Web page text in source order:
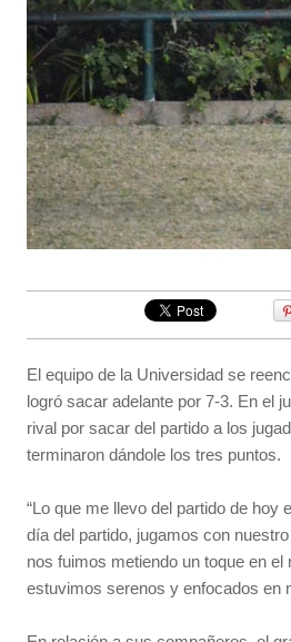
El equipo de la Universidad se
logró sacar adelante por 7-3. En el
rival por sacar del partido a los
terminaron dándole los tres puntos.
“Lo que me llevo del partido de
día del partido, jugamos con
nos fuimos metiendo un toque en
estuvimos serenos y enfocados en